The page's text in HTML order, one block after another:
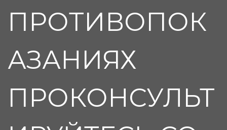
ПРОТИВОПОК
АЗАНИЯХ
ПРОКОНСУЛЬТ